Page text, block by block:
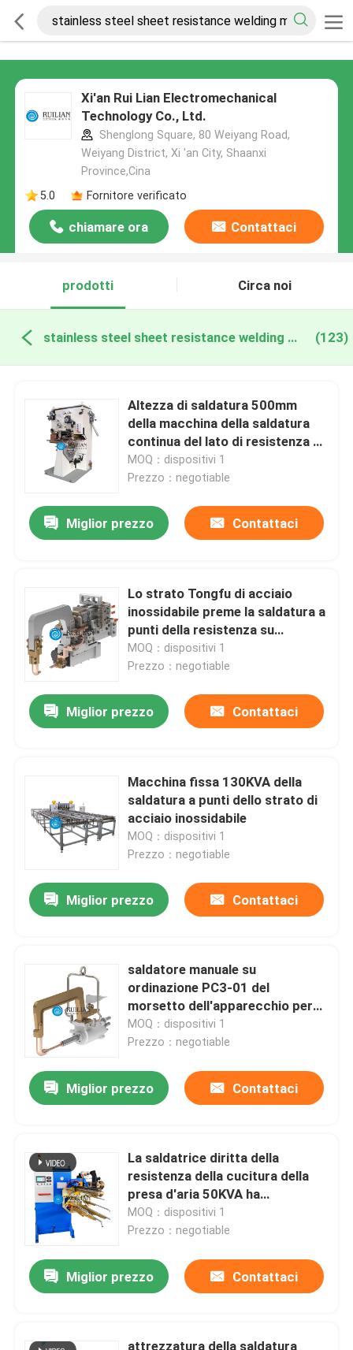
Xi'an Rui Lian Electromechanical
Technology Co., Ltd.
Shenglong Square, 80 Weiyang Road,
Weiyang District, Xi 'an City, Shaanxi
Province,Cina
5.0
Fornitore verificato
chiamare ora Contattaci
prodotti Circa noi
stainless steel sheet resistance welding machine produzione online (123)
Altezza di saldatura 500mm
della macchina della saldatura
continua del lato di resistenza di
strato di acciaio inossidabile
MOQ：dispositivi 1
Prezzo：negotiable
Miglior prezzo Contattaci
Lo strato Tongfu di acciaio
inossidabile preme la saldatura a
punti della resistenza su
ordinazione della saldatrice
MOQ：dispositivi 1
Prezzo：negotiable
Miglior prezzo Contattaci
Macchina fissa 130KVA della
saldatura a punti dello strato di
acciaio inossidabile
MOQ：dispositivi 1
Prezzo：negotiable
Miglior prezzo Contattaci
saldatore manuale su
ordinazione PC3-01 del
morsetto dell'apparecchio per
saldare dello strato di acciaio
inossidabile di 0.2-2.0mm
MOQ：dispositivi 1
Prezzo：negotiable
Miglior prezzo Contattaci
La saldatrice diritta della
resistenza della cucitura della
presa d'aria 50KVA ha
automatizzato il saldatore della
resistenza
MOQ：dispositivi 1
Prezzo：negotiable
Miglior prezzo Contattaci
attrezzatura della saldatura